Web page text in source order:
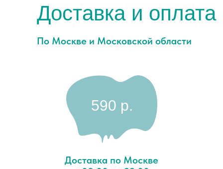
По Москве и Московской области
Доставка и оплата
590 p.
Доставка по Москве